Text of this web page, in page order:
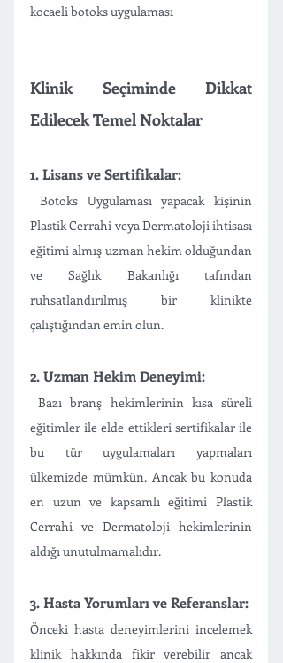
kocaeli botoks uygulaması
Klinik Seçiminde Dikkat
Edilecek Temel Noktalar
1. Lisans ve Sertifikalar:
Botoks Uygulaması yapacak kişinin
Plastik Cerrahi veya Dermatoloji ihtisası
eğitimi almış uzman hekim olduğundan
ve Sağlık Bakanlığı tafından
ruhsatlandırılmış bir klinikte
çalıştığından emin olun.
2. Uzman Hekim Deneyimi:
Bazı branş hekimlerinin kısa süreli
eğitimler ile elde ettikleri sertifikalar ile
bu tür uygulamaları yapmaları
ülkemizde mümkün. Ancak bu konuda
en uzun ve kapsamlı eğitimi Plastik
Cerrahi ve Dermatoloji hekimlerinin
aldığı unutulmamalıdır.
3. Hasta Yorumları ve Referanslar:
Önceki hasta deneyimlerini incelemek
klinik hakkında fikir verebilir ancak